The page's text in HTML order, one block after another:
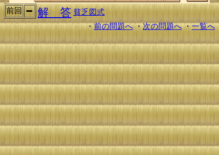
前回 解 答 貧乏図式
・前の問題へ・次の問題へ・一覧へ